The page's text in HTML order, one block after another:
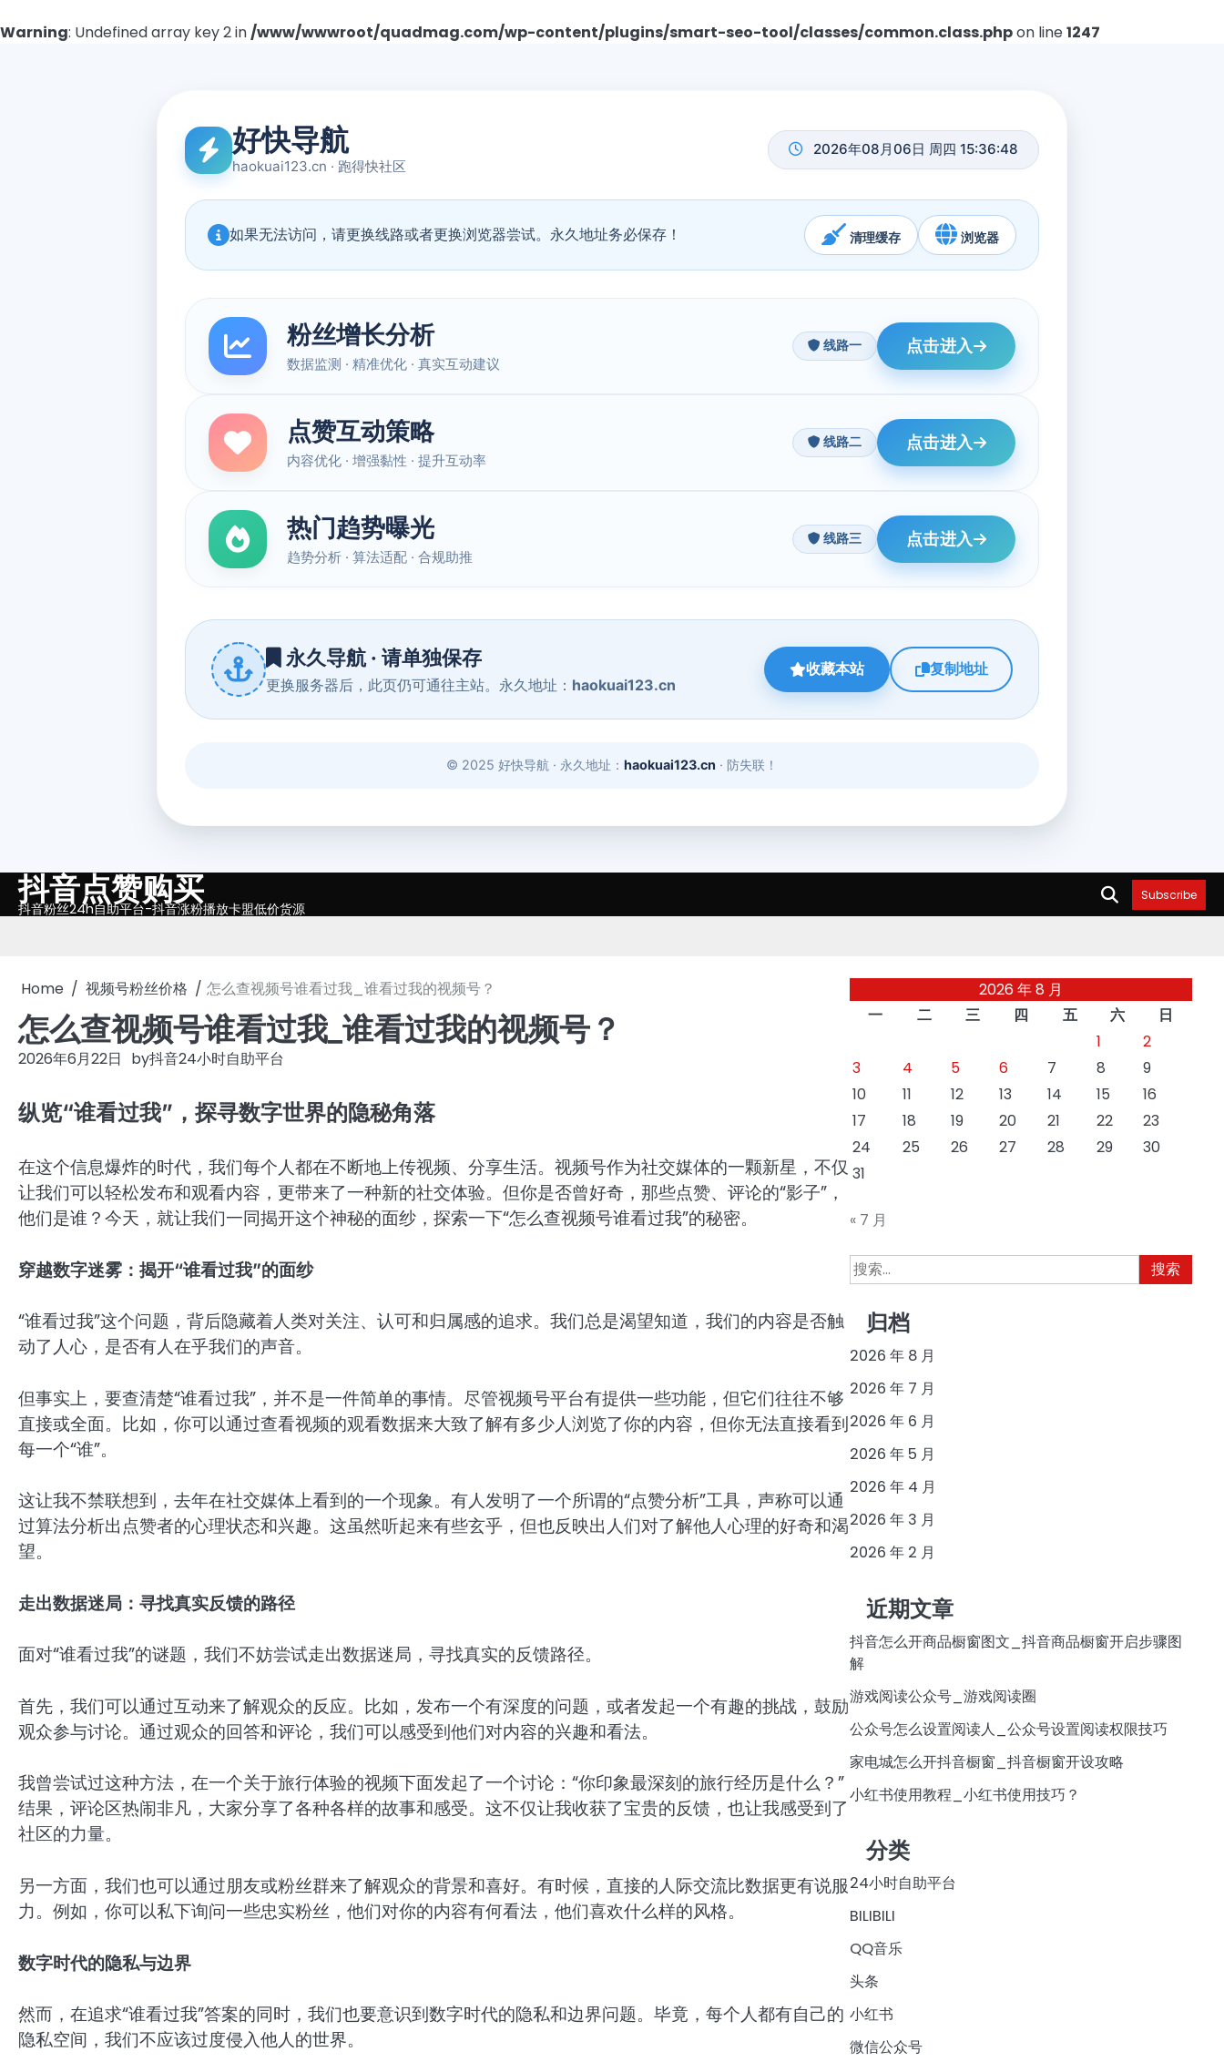
Warning: Undefined array key 2 in/www/wwwroot/quadmag.com/wp-content/plugins/smart-seo-tool/classes/common.class.phpon line1247
Skip抖音点赞购买
抖音粉丝24h自助平台-抖音涨粉播放卡盟低价货源
Subscribe
Home 视频号粉丝价格 怎么查视频号谁看过我_谁看过我的视频号？
怎么查视频号谁看过我_谁看过我的视频号？
2026年6月22日 by抖音24小时自助平台
纵览“谁看过我”，探寻数字世界的隐秘角落
在这个信息爆炸的时代，我们每个人都在不断地上传视频、分享生活。视频号作为社交媒体的一颗新星，不仅
让我们可以轻松发布和观看内容，更带来了一种新的社交体验。但你是否曾好奇，那些点赞、评论的“影子”，
他们是谁？今天，就让我们一同揭开这个神秘的面纱，探索一下“怎么查视频号谁看过我”的秘密。
穿越数字迷雾：揭开“谁看过我”的面纱
“谁看过我”这个问题，背后隐藏着人类对关注、认可和归属感的追求。我们总是渴望知道，我们的内容是否触
动了人心，是否有人在乎我们的声音。
但事实上，要查清楚“谁看过我”，并不是一件简单的事情。尽管视频号平台有提供一些功能，但它们往往不够
直接或全面。比如，你可以通过查看视频的观看数据来大致了解有多少人浏览了你的内容，但你无法直接看到
每一个“谁”。
这让我不禁联想到，去年在社交媒体上看到的一个现象。有人发明了一个所谓的“点赞分析”工具，声称可以通
过算法分析出点赞者的心理状态和兴趣。这虽然听起来有些玄乎，但也反映出人们对了解他人心理的好奇和渴
望。
走出数据迷局：寻找真实反馈的路径
面对“谁看过我”的谜题，我们不妨尝试走出数据迷局，寻找真实的反馈路径。
首先，我们可以通过互动来了解观众的反应。比如，发布一个有深度的问题，或者发起一个有趣的挑战，鼓励
观众参与讨论。通过观众的回答和评论，我们可以感受到他们对内容的兴趣和看法。
我曾尝试过这种方法，在一个关于旅行体验的视频下面发起了一个讨论：“你印象最深刻的旅行经历是什么？”
结果，评论区热闹非凡，大家分享了各种各样的故事和感受。这不仅让我收获了宝贵的反馈，也让我感受到了
社区的力量。
另一方面，我们也可以通过朋友或粉丝群来了解观众的背景和喜好。有时候，直接的人际交流比数据更有说服
力。例如，你可以私下询问一些忠实粉丝，他们对你的内容有何看法，他们喜欢什么样的风格。
数字时代的隐私与边界
然而，在追求“谁看过我”答案的同时，我们也要意识到数字时代的隐私和边界问题。毕竟，每个人都有自己的
隐私空间，我们不应该过度侵入他人的世界。
2026 年 8 月
一
二 三 四 五 六
日
1
2
3
4 5 6 7 8
9
10
11 12 13 14 15
16
17
18 19 20 21 22
23
24
25 26 27 28 29
30
31
« 7 月
搜
索：
归档
2026 年 8 月
2026 年 7 月
2026 年 6 月
2026 年 5 月
2026 年 4 月
2026 年 3 月
2026 年 2 月
近期文章
抖音怎么开商品橱窗图文_抖音商品橱窗开启步骤图
解
游戏阅读公众号_游戏阅读圈
公众号怎么设置阅读人_公众号设置阅读权限技巧
家电城怎么开抖音橱窗_抖音橱窗开设攻略
小红书使用教程_小红书使用技巧？
分类
24小时自助平台
BILIBILI
QQ音乐
头条
小红书
微信公众号